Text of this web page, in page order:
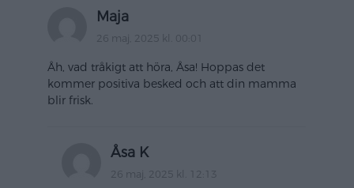
Maja
26 maj, 2025 kl. 00:01
Åh, vad tråkigt att höra, Åsa! Hoppas det
kommer positiva besked och att din mamma
blir frisk.
Åsa K
26 maj, 2025 kl. 12:13